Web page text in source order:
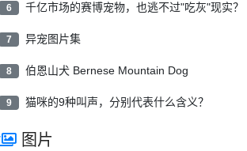
6 千亿市场的赛博宠物，也逃不过"吃灰"现实？
7 异宠图片集
8 伯恩山犬 Bernese Mountain Dog
9 猫咪的9种叫声，分别代表什么含义？
图片